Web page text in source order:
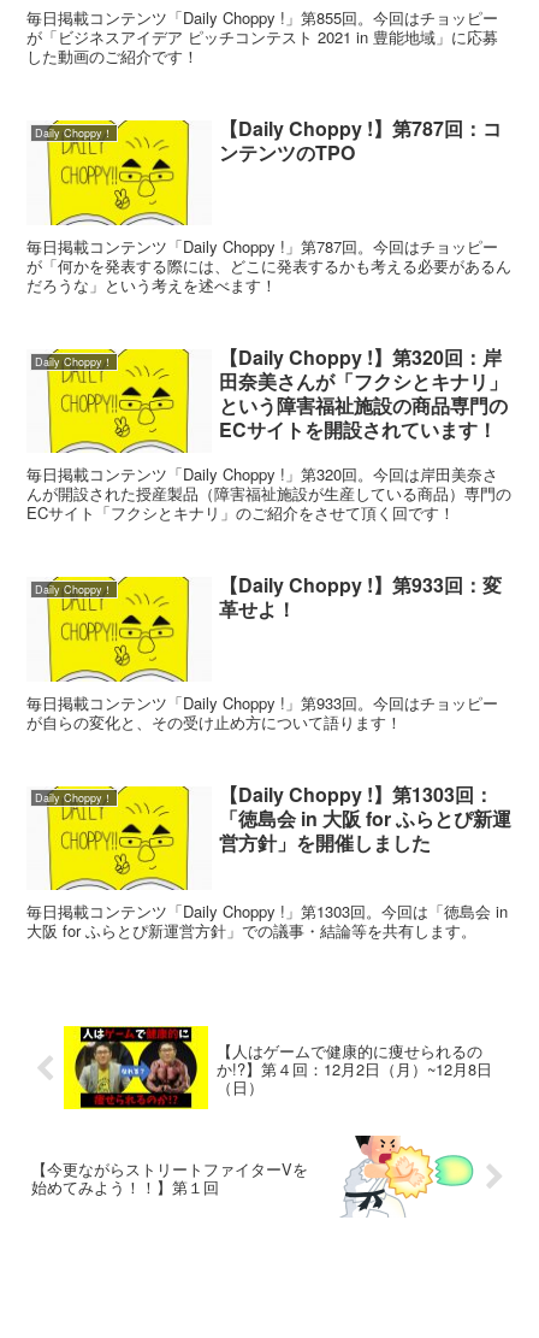
毎日掲載コンテンツ「Daily Choppy !」第855回。今回はチョッピー
が「ビジネスアイデア ピッチコンテスト 2021 in 豊能地域」に応募
した動画のご紹介です！
Daily Choppy！
【Daily Choppy !】第787回：コ
ンテンツのTPO
毎日掲載コンテンツ「Daily Choppy !」第787回。今回はチョッピー
が「何かを発表する際には、どこに発表するかも考える必要があるん
だろうな」という考えを述べます！
Daily Choppy！
【Daily Choppy !】第320回：岸
田奈美さんが「フクシとキナリ」
という障害福祉施設の商品専門の
ECサイトを開設されています！
毎日掲載コンテンツ「Daily Choppy !」第320回。今回は岸田美奈さ
んが開設された授産製品（障害福祉施設が生産している商品）専門の
ECサイト「フクシとキナリ」のご紹介をさせて頂く回です！
Daily Choppy！
【Daily Choppy !】第933回：変
革せよ！
毎日掲載コンテンツ「Daily Choppy !」第933回。今回はチョッピー
が自らの変化と、その受け止め方について語ります！
Daily Choppy！
【Daily Choppy !】第1303回：
「徳島会 in 大阪 for ふらとぴ新運
営方針」を開催しました
毎日掲載コンテンツ「Daily Choppy !」第1303回。今回は「徳島会 in
大阪 for ふらとぴ新運営方針」での議事・結論等を共有します。
【人はゲームで健康的に痩せられるの
か!?】第４回：12月2日（月）~12月8日
（日）
【今更ながらストリートファイターVを
始めてみよう！！】第１回